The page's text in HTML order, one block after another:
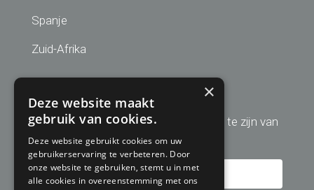
Spanje
Zuid-Afrika
Schrijf u hier in om altijd op de hoogte te zijn van
de laatste golfreis aanbiedingen!
×
Deze website maakt
gebruik van cookies.
Deze website gebruikt cookies om uw
gebruikerservaring te verbeteren. Door
onze website te gebruiken, stemt u in met
alle cookies in overeenstemming met ons